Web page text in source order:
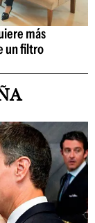
más
un filtro